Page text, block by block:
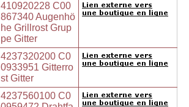
410920228 C00
867340 Augenhö
he Grillrost Grup
pe Gitter
4237320200 C0
0933951 Gitterro
st Gitter
4237560100 C0